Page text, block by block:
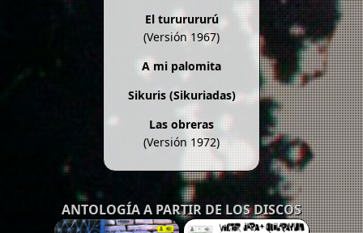
El tururururú
(Versión 1967)
A mi palomita
Sikuris (Sikuriadas)
Las obreras
(Versión 1972)
ANTOLOGÍA A PARTIR DE LOS DISCOS